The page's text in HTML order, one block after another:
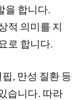
을 합니다.
적 의미를 지
로 합니다.
, 만성 질환 등
습니다. 따라